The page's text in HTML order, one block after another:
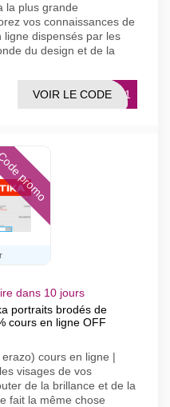
la plus grande
vos connaissances de
ligne dispensés par les
du design et de la
1001
VOIR LE CODE
promo
dans 10 jours
portraits brodés de
cours en ligne OFF
cours en ligne |
visages de vos
de la brillance et de la
fait la même chose